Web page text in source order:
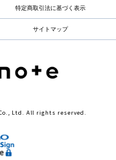
特定商取引法に基づく表示
サイトマップ
Ltd. All rights reserved.